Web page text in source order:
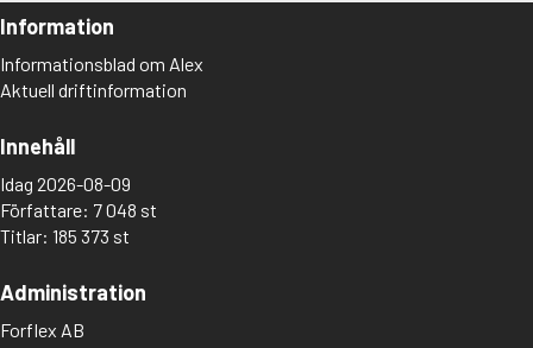
Information
Informationsblad om Alex
Aktuell driftinformation
Innehåll
Idag 2026-08-09
Författare: 7 048 st
Titlar: 185 373 st
Administration
Forflex AB